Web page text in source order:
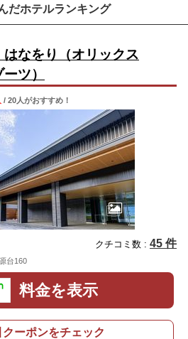
だホテルランキング
なをり（オリックス
ツ）
/ 20人がおすすめ！
クチコミ数 : 45 件
台160
料金を表示
クーポンをチェック